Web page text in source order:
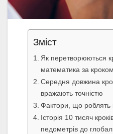
Зміст
Як перетворюються
математика за кроком
Середня довжина
вражають точністю
Фактори, що роблять
Історія 10 тисяч
педометрів до